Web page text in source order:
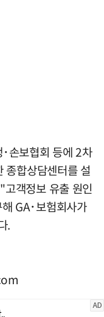
손보협회 등에 2차
종합상담센터를 설
객정보 유출 원인
GA･보험회사가
.